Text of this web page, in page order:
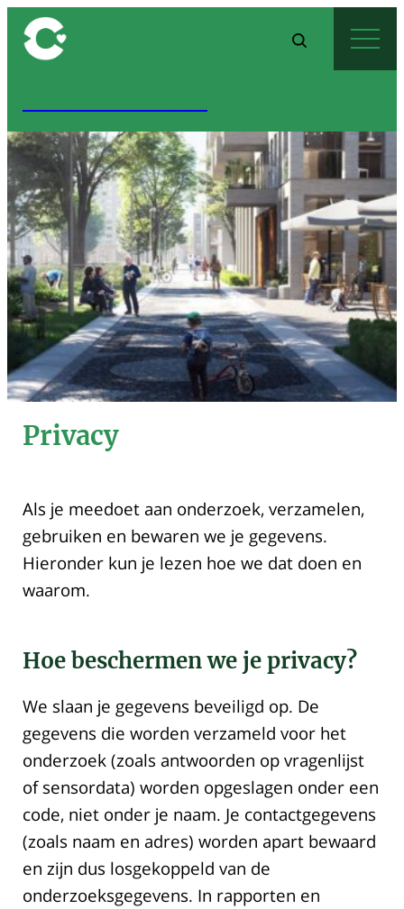
Privacy
Als je meedoet aan onderzoek, verzamelen,
gebruiken en bewaren we je gegevens.
Hieronder kun je lezen hoe we dat doen en
waarom.
Hoe beschermen we je privacy?
We slaan je gegevens beveiligd op. De
gegevens die worden verzameld voor het
onderzoek (zoals antwoorden op vragenlijst
of sensordata) worden opgeslagen onder een
code, niet onder je naam. Je contactgegevens
(zoals naam en adres) worden apart bewaard
en zijn dus losgekoppeld van de
onderzoeksgegevens. In rapporten en